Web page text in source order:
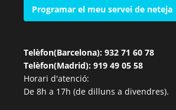
Programar el meu servei de neteja
Telèfon(Barcelona): 932 71 60 78
Telèfon(Madrid): 919 49 05 58
Horari d'atenció:
De 8h a 17h (de dilluns a divendres).